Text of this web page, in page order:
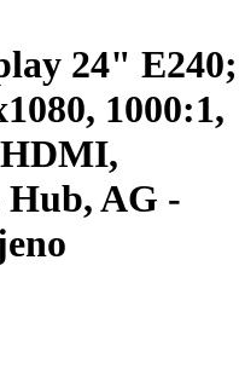
24" E240;
1000:1,
AG -